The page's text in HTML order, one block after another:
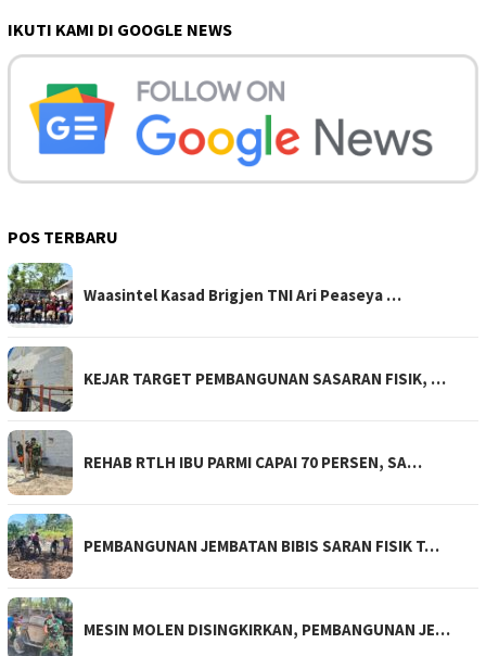
IKUTI KAMI DI GOOGLE NEWS
POS TERBARU
Waasintel Kasad Brigjen TNI Ari Peaseya …
KEJAR TARGET PEMBANGUNAN SASARAN FISIK, …
REHAB RTLH IBU PARMI CAPAI 70 PERSEN, SA…
PEMBANGUNAN JEMBATAN BIBIS SARAN FISIK T…
MESIN MOLEN DISINGKIRKAN, PEMBANGUNAN JE…